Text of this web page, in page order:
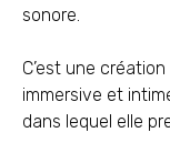
sonore.
C’est une
immersive et
dans lequel elle